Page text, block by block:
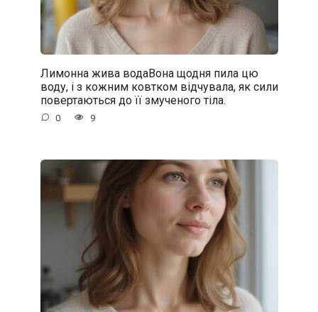
Лимонна жива водаВона щодня пила цю
воду, і з кожним ковтком відчувала, як сили
повертаються до її змученого тіла.
0 9